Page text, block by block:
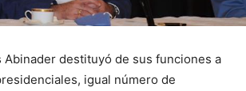
Abinader destituyó de sus funciones a
igual número de